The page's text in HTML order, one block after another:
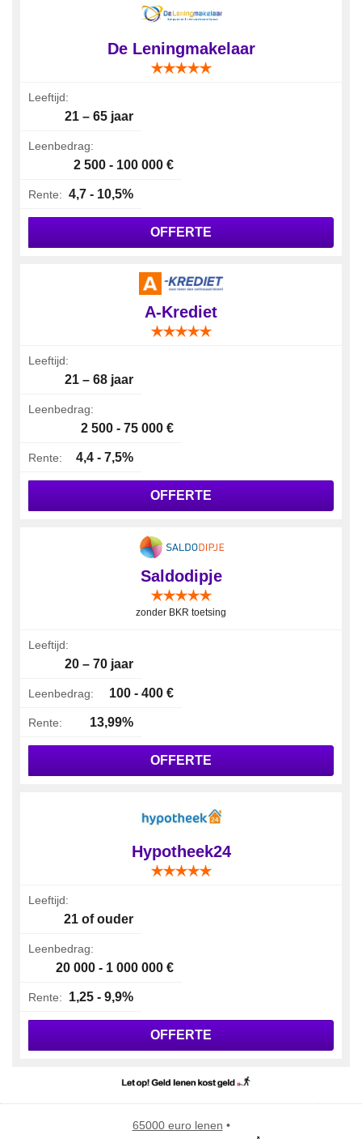
De Leningmakelaar
Leeftijd:
21 – 65 jaar
Leenbedrag:
2 500 - 100 000 €
Rente: 4,7 - 10,5%
OFFERTE
A-Krediet
Leeftijd:
21 – 68 jaar
Leenbedrag:
2 500 - 75 000 €
Rente: 4,4 - 7,5%
OFFERTE
Saldodipje
zonder BKR toetsing
Leeftijd:
20 – 70 jaar
Leenbedrag: 100 - 400 €
Rente: 13,99%
OFFERTE
Hypotheek24
Leeftijd:
21 of ouder
Leenbedrag:
20 000 - 1 000 000 €
Rente: 1,25 - 9,9%
OFFERTE
65000 euro lenen •